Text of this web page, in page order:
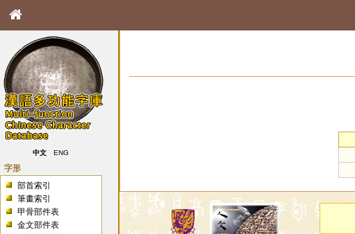
中文 ENG
字形
部首索引
筆畫索引
甲骨部件表
金文部件表